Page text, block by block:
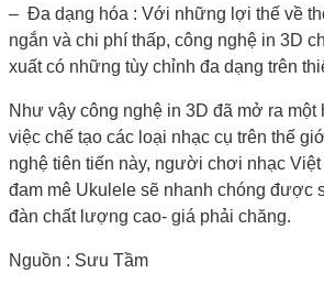
– Đa dạng hóa : Với những lợi thế về
ngắn và chi phí thấp, công nghệ in 3D
xuất có những tùy chỉnh đa dạng trên
Như vậy công nghệ in 3D đã mở ra
việc chế tạo các loại nhạc cụ trên thế
nghệ tiên tiến này, người chơi nhạc
đam mê Ukulele sẽ nhanh chóng được
đàn chất lượng cao- giá phải chăng.
Nguồn : Sưu Tầm